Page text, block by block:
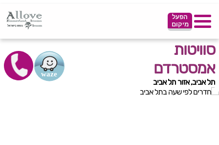
הפעל
מיקום
סוויטות
אמסטרדם
תל אביב, אזור תל אביב